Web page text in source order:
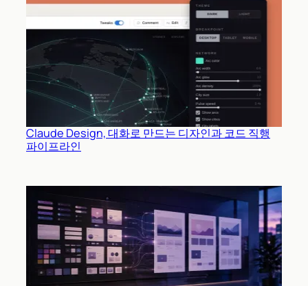
Claude Design, 대화로 만드는 디자인과 코드 직행
파이프라인